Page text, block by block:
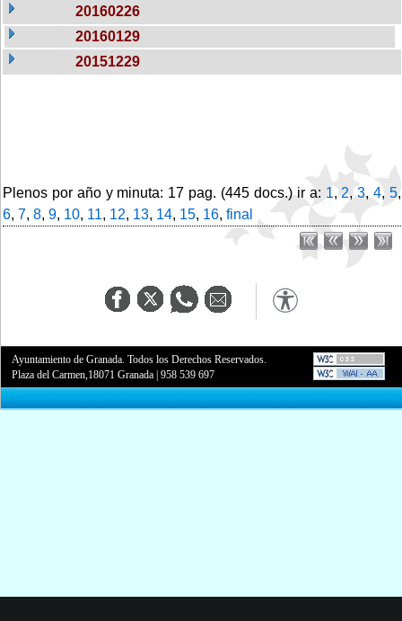
20160226
20160129
20151229
Plenos por año y minuta: 17 pag. (445 docs.) ir a: 1,2,3,4,5,
6, 7, 8, 9, 10, 11, 12, 13, 14, 15, 16, final
Ayuntamiento de Granada. Todos los Derechos Reservados.
Plaza del Carmen,18071 Granada |958 539 697